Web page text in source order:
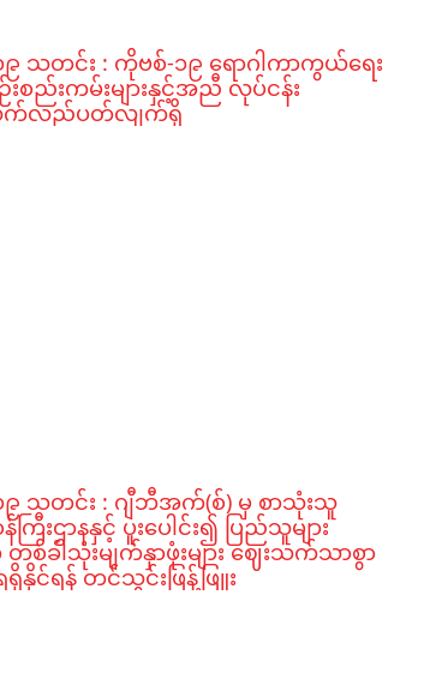
သတင်း : ကိုဗစ်-၁၉ ရောဂါကာကွယ်ရေး
းစည်းကမ်းများနှင့်အညီ လုပ်ငန်း
လည်ပတ်လျက်ရှိ
သတင်း : ဂျီဘီအက်(စ်) မှ စာသုံးသူ
န်ကြီးဌာနနှင့် ပူးပေါင်း၍ ပြည်သူများ
ခါသုံးမျက်နှာဖုံးများ ဈေးသက်သာစွာ
နိုင်ရန် တင်သွင်းဖြန့်ဖြူး